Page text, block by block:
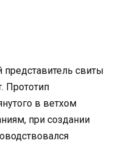
свиты
Прототип
в ветхом
при создании